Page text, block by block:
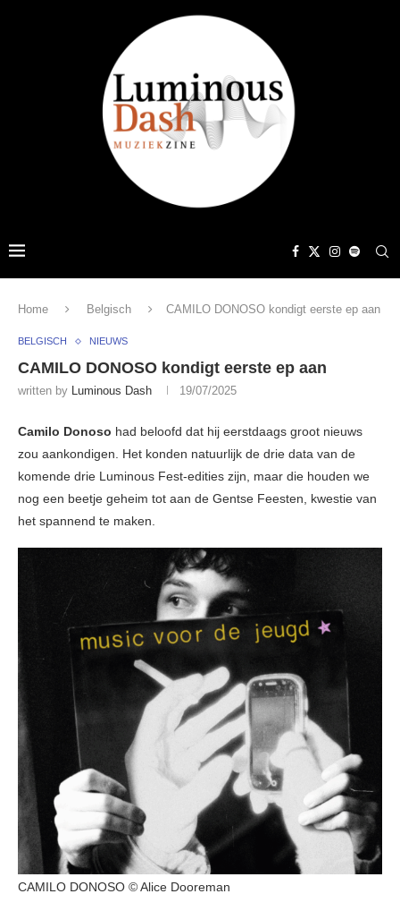
Home Belgisch CAMILO DONOSO kondigt eerste ep aan
BELGISCH NIEUWS
CAMILO DONOSO kondigt eerste ep aan
written by Luminous Dash 19/07/2025
Camilo Donoso had beloofd dat hij eerstdaags groot nieuws
zou aankondigen. Het konden natuurlijk de drie data van de
komende drie Luminous Fest-edities zijn, maar die houden we
nog een beetje geheim tot aan de Gentse Feesten, kwestie van
het spannend te maken.
CAMILO DONOSO © Alice Dooreman